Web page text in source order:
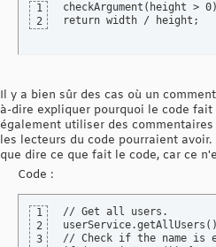
1
2
checkArgument(height >
return width / height;
Il y a bien sûr des cas où un
à-dire expliquer pourquoi le code
également utiliser des
les lecteurs du code pourraient
que dire ce que fait le code, car ce
Code :
1
2
3
// Get all users.
// Check if the name is